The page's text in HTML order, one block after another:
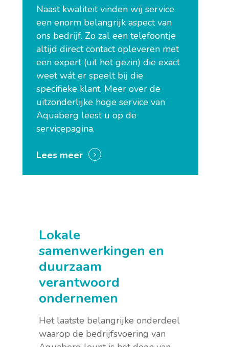
Naast kwaliteit vinden wij service
een enorm belangrijk aspect van
ons bedrijf. Zo zal een telefoontje
altijd direct contact opleveren met
een expert (uit het gezin) die exact
weet wát er speelt bij die
specifieke klant. Meer over de
uitzonderlijke hoge service van
Aquaberg leest u op de
servicepagina.
Lees meer
Lokale
samenwerkingen en
duurzaam
verantwoord
ondernemen
Het laatste belangrijke onderdeel
waarop de bedrijfsvoering van